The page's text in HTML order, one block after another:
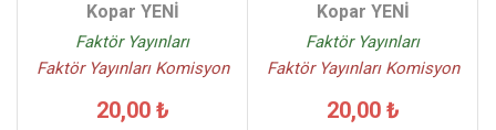
Kopar YENİ
Faktör Yayınları
Faktör Yayınları Komisyon
20,00 ₺
Kopar YENİ
Faktör Yayınları
Faktör Yayınları Komisyon
20,00 ₺